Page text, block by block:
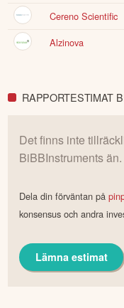
Cereno Scientific
Alzinova
RAPPORTESTIMAT
Det finns inte
BiBBInstrumentsän.
Dela din förväntan på
konsensus och andra
Lämna estimat